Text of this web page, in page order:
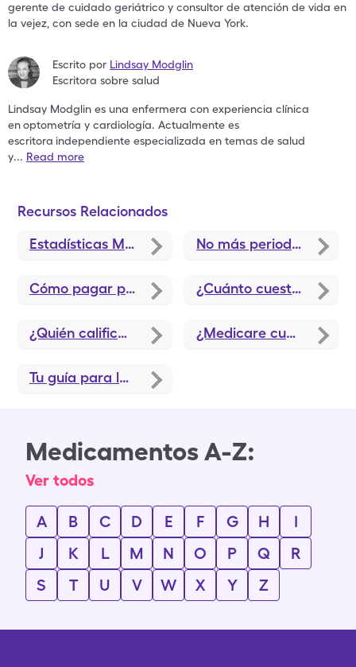
gerente de cuidado geriátrico y consultor de atención de vida en
la vejez, con sede en la ciudad de Nueva York.
Escrito por Lindsay Modglin
Escritora sobre salud
Lindsay Modglin es una enfermera con experiencia clínica
enoptometría y cardiología. Actualmente es
escritora independiente especializada en temas de salud
y... Read more
Recursos Relacionados
Estadísticas Medicare 2025
No más periodo sin cobertura. La cobertura de Medicare fue eliminada en 2025.
Cómo pagar por la insulina con Medicare ¿Cuánto cuesta Medicare Parte D en 2025?
¿Quién califica para Medicare Extra Help? Cómo solicitarlo ¿Medicare cubre los suministros para las personas diabéticas?
Tu guía para la inscripción abierta de Medicare
Medicamentos A-Z:
Ver todos
A B C D E F G H
I
J
K L M N O P Q
R
S
T U V W X Y Z